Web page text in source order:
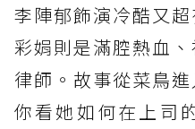
李陣郁飾演冷酷又
彩娟則是滿腔熱血
律師。故事從菜鳥
你看她如何在上司